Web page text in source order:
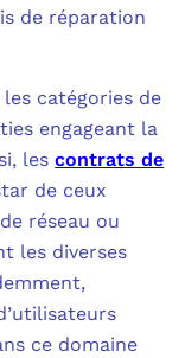
de réparation
catégories de
engageant la
lescontrats de
de ceux
réseau ou
les diverses
ce domaine